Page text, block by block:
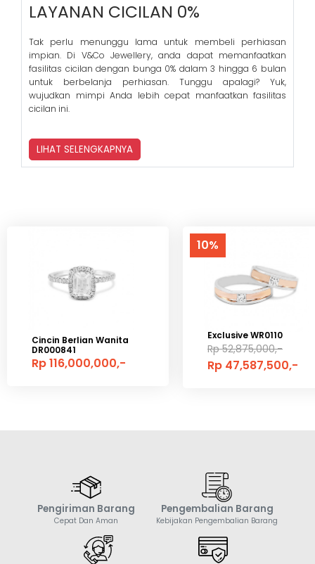
LAYANAN CICILAN 0%
Tak perlu menunggu lama untuk membeli perhiasan
impian. Di V&Co Jewellery, anda dapat memanfaatkan
fasilitas cicilan dengan bunga 0% dalam 3 hingga 6 bulan
untuk berbelanja perhiasan. Tunggu apalagi? Yuk,
wujudkan mimpi Anda lebih cepat manfaatkan fasilitas
cicilan ini.
LIHAT SELENGKAPNYA
Cincin Berlian Wanita
DR000841
Rp 116,000,000,-
10%
Exclusive WR0110
Rp 52,875,000,-
Rp 47,587,500,-
Pengiriman Barang
Cepat Dan Aman
Pengembalian Barang
Kebijakan Pengembalian Barang